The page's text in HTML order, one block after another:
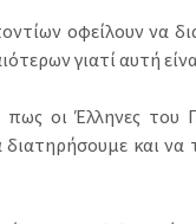
οφείλουν να
γιατί αυτή
οι Έλληνες του
και